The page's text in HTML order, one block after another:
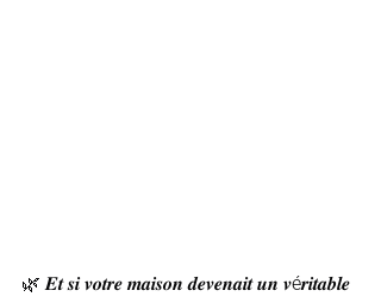
🌿 𝑬𝒕 𝒔𝒊 𝒗𝒐𝒕𝒓𝒆 𝒎𝒂𝒊𝒔𝒐𝒏 𝒅𝒆𝒗𝒆𝒏𝒂𝒊𝒕 𝒖𝒏 𝒗é𝒓𝒊𝒕𝒂𝒃𝒍𝒆